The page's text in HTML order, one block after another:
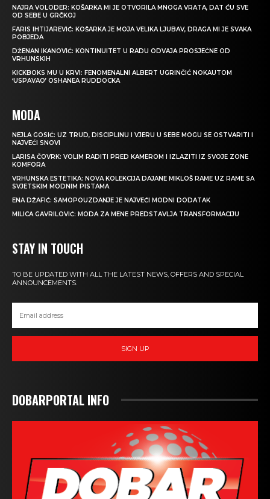
NAJRA VOLODER: KOŠARKA MI JE OTVORILA MNOGA VRATA, DAT ĆU SVE
OD SEBE U GRČKOJ
FARIS IHTIJAREVIĆ: KOŠARKA JE MOJA VELIKA LJUBAV, DRAGA MI JE SVAKA
POBJEDA
DŽENAN IKANOVIĆ: KONTINUITET U RADU ODVAJA PROSJEČNE OD
VRHUNSKIH
KICKBOKS MU U KRVI: FENOMENALNI ALBERT UGRINČIĆ NOKAUTOM
‘USPAVAO’ OSHANEA RUDDOCKA
MODA
NEJLA GOSIĆ: UZ TRUD, DISCIPLINU I VJERU U SEBE MOGU SE OSTVARITI I
NAJVEĆI SNOVI
LARISA ČOVRK: VOLIM RADITI PRED KAMEROM I IZLAZITI IZ SVOJE ZONE
KOMFORA
VRHUNSKA ESTETIKA: NOVA KOLEKCIJA DAJANE MIKLOŠ RAME UZ RAME SA
SVJETSKIM MODNIM PISTAMA
ENA DŽAFIĆ: SAMOPOUZDANJE JE NAJVEĆI MODNI DODATAK
MILICA GAVRILOVIĆ: MODA ZA MENE PREDSTAVLJA TRANSFORMACIJU
STAY IN TOUCH
TO BE UPDATED WITH ALL THE LATEST NEWS, OFFERS AND SPECIAL
ANNOUNCEMENTS.
SIGN UP
DOBARPORTAL INFO